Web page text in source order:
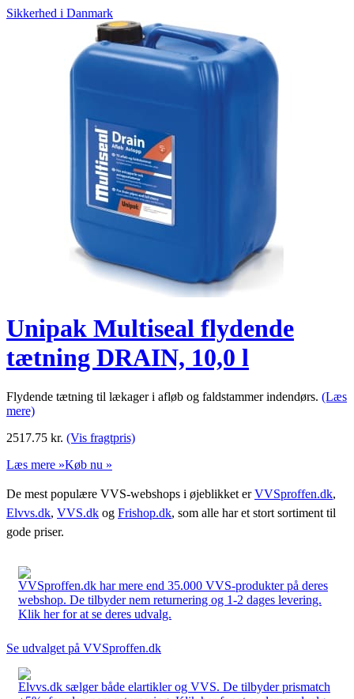
Sikkerhed i Danmark
Unipak Multiseal flydende
tætning DRAIN, 10,0 l
Flydende tætning til lækager i afløb og faldstammer indendørs. (Læs
mere)
2517.75 kr. (Vis fragtpris)
Læs mere »Køb nu »
De mest populære VVS-webshops i øjeblikket erVVSproffen.dk,
Elvvs.dk, VVS.dk og Frishop.dk, som alle har et stort sortiment til
gode priser.
VVSproffen.dk har mere end 35.000 VVS-produkter på deres
webshop. De tilbyder nem returnering og 1-2 dages levering.
Klik her for at se deres udvalg.
Se udvalget på VVSproffen.dk
Elvvs.dk sælger både elartikler og VVS. De tilbyder prismatch